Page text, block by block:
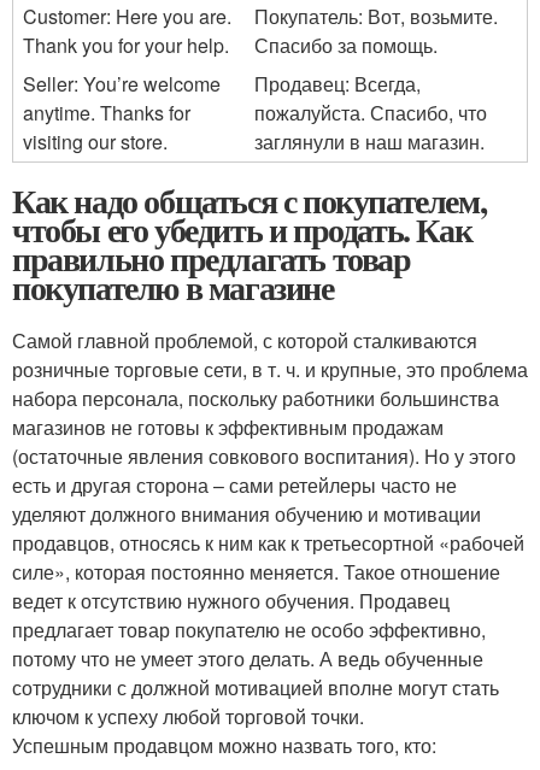
Customer: Here you are.
Thank you for your help.
Покупатель: Вот, возьмите.
Спасибо за помощь.
Seller: You’re welcome
anytime. Thanks for
visiting our store.
Продавец: Всегда,
пожалуйста. Спасибо, что
заглянули в наш магазин.
Как надо общаться с покупателем,
чтобы его убедить и продать. Как
правильно предлагать товар
покупателю в магазине
Самой главной проблемой, с которой сталкиваются
розничные торговые сети, в т. ч. и крупные, это проблема
набора персонала, поскольку работники большинства
магазинов не готовы к эффективным продажам
(остаточные явления совкового воспитания). Но у этого
есть и другая сторона – сами ретейлеры часто не
уделяют должного внимания обучению и мотивации
продавцов, относясь к ним как к третьесортной «рабочей
силе», которая постоянно меняется. Такое отношение
ведет к отсутствию нужного обучения. Продавец
предлагает товар покупателю не особо эффективно,
потому что не умеет этого делать. А ведь обученные
сотрудники с должной мотивацией вполне могут стать
ключом к успеху любой торговой точки.
Успешным продавцом можно назвать того, кто: